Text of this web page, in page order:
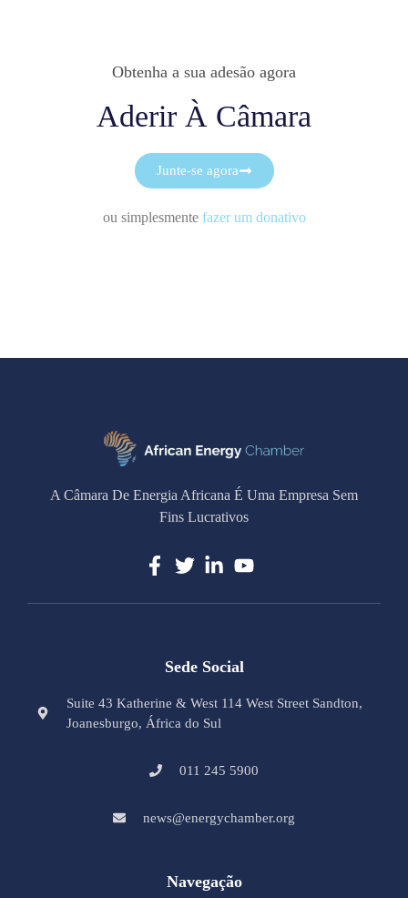
Obtenha a sua adesão agora
Aderir À Câmara
Junte-se agora
ou simplesmente fazer um donativo
A Câmara De Energia Africana É Uma Empresa Sem
Fins Lucrativos
Sede Social
Suite 43 Katherine & West 114 West Street Sandton,
Joanesburgo, África do Sul
011 245 5900
news@energychamber.org
Navegação